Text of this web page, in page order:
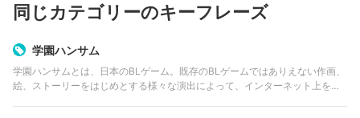
同じカテゴリーのキーフレーズ
学園ハンサム
学園ハンサムとは、日本のBLゲーム。既存のBLゲームではありえない作画、
絵、ストーリーをはじめとする様々な演出によって、インターネット上を中